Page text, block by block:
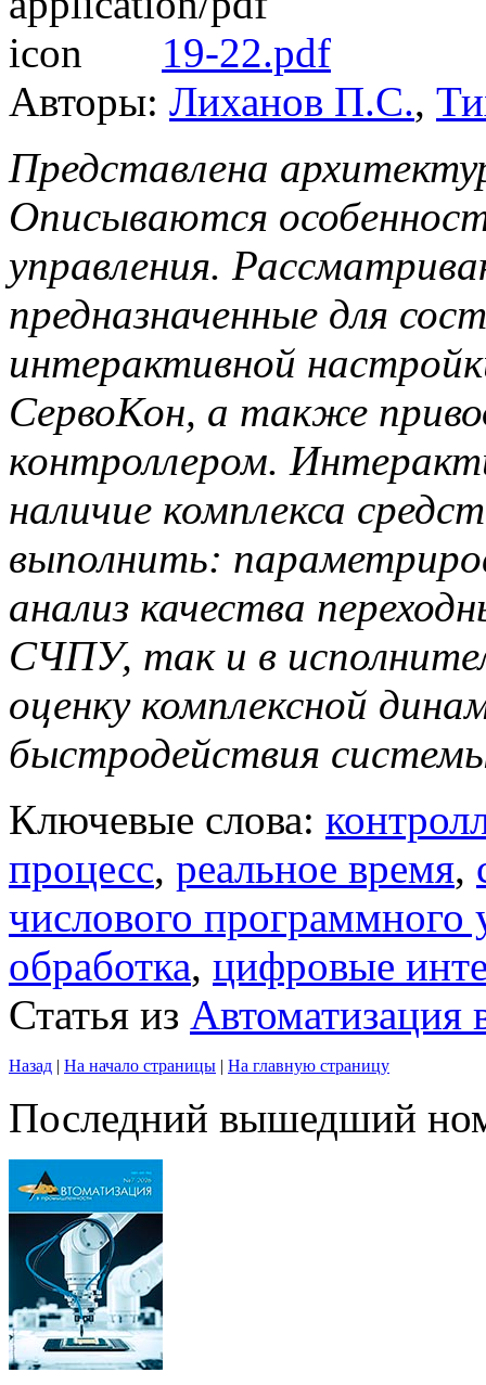
19-22.pdf
Авторы: Лиханов П.С.,
Представлена
Описываются
управления.
предназначенные для
интерактивной
СервоКон, а также
контроллером.
наличие комплекса
выполнить:
анализ качества
СЧПУ, так и в
оценку комплексной
быстродействия
Ключевые слова:
процесс, реальное время,
числового программного
обработка, цифровые
Статья из
Назад | На начало страницы | На главную страницу
Последний вышедший